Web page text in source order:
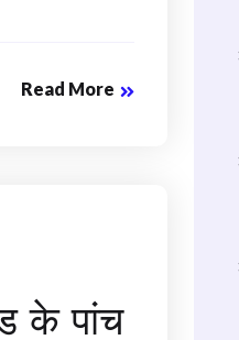
Read More
के पांच